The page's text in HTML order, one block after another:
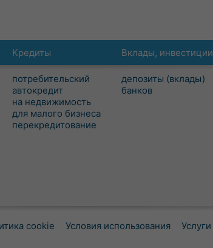
Кредиты
потребительский
автокредит
на недвижимость
для малого бизнеса
перекредитование
Вклады, инвестиции
депозиты (вклады)
банков
cookie Условия использования Услуги